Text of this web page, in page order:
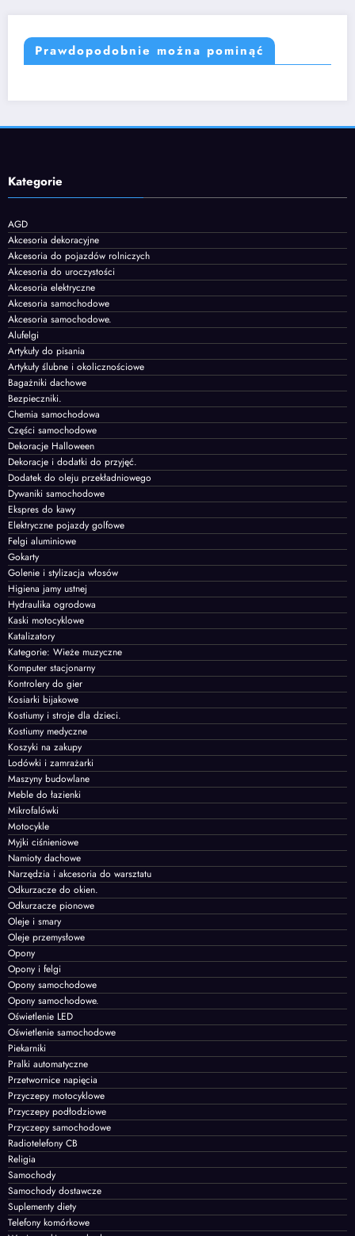
Prawdopodobnie można pominąć
Kategorie
AGD
Akcesoria dekoracyjne
Akcesoria do pojazdów rolniczych
Akcesoria do uroczystości
Akcesoria elektryczne
Akcesoria samochodowe
Akcesoria samochodowe.
Alufelgi
Artykuły do pisania
Artykuły ślubne i okolicznościowe
Bagażniki dachowe
Bezpieczniki.
Chemia samochodowa
Części samochodowe
Dekoracje Halloween
Dekoracje i dodatki do przyjęć.
Dodatek do oleju przekładniowego
Dywaniki samochodowe
Ekspres do kawy
Elektryczne pojazdy golfowe
Felgi aluminiowe
Gokarty
Golenie i stylizacja włosów
Higiena jamy ustnej
Hydraulika ogrodowa
Kaski motocyklowe
Katalizatory
Kategorie: Wieże muzyczne
Komputer stacjonarny
Kontrolery do gier
Kosiarki bijakowe
Kostiumy i stroje dla dzieci.
Kostiumy medyczne
Koszyki na zakupy
Lodówki i zamrażarki
Maszyny budowlane
Meble do łazienki
Mikrofalówki
Motocykle
Myjki ciśnieniowe
Namioty dachowe
Narzędzia i akcesoria do warsztatu
Odkurzacze do okien.
Odkurzacze pionowe
Oleje i smary
Oleje przemysłowe
Opony
Opony i felgi
Opony samochodowe
Opony samochodowe.
Oświetlenie LED
Oświetlenie samochodowe
Piekarniki
Pralki automatyczne
Przetwornice napięcia
Przyczepy motocyklowe
Przyczepy podłodziowe
Przyczepy samochodowe
Radiotelefony CB
Religia
Samochody
Samochody dostawcze
Suplementy diety
Telefony komórkowe